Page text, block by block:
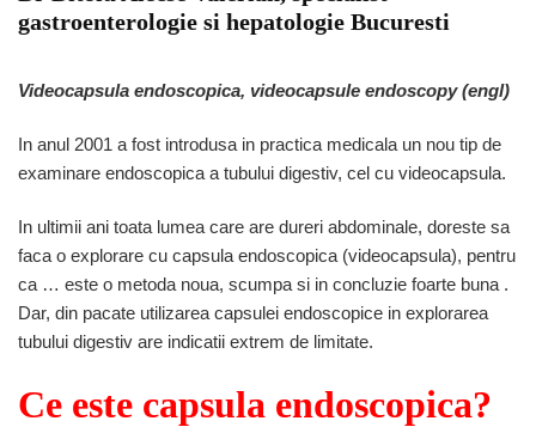
gastroenterologie si hepatologie Bucuresti
Videocapsula endoscopica, videocapsule endoscopy (engl)
In anul 2001 a fost introdusa in practica medicala un nou tip de
examinare endoscopica a tubului digestiv, cel cu videocapsula.
In ultimii ani toata lumea care are dureri abdominale, doreste sa
faca o explorare cu capsula endoscopica (videocapsula), pentru
ca … este o metoda noua, scumpa si in concluzie foarte buna .
Dar, din pacate utilizarea capsulei endoscopice in explorarea
tubului digestiv are indicatii extrem de limitate.
Ce este capsula endoscopica?